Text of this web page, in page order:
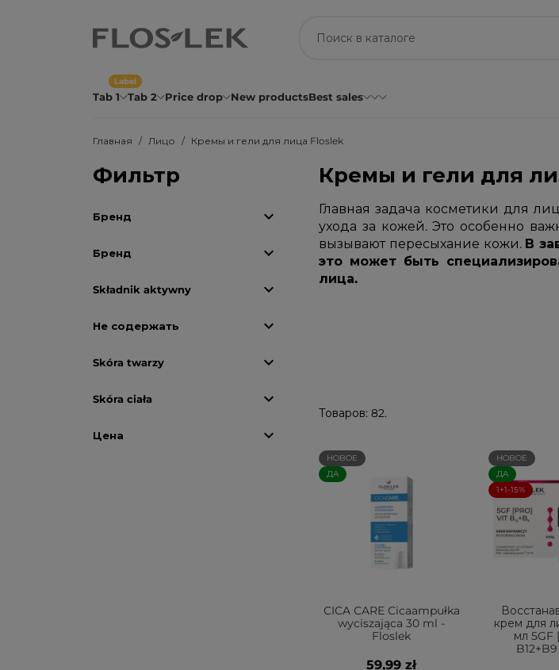
Tab 1 Tab 2
Label
Price drop New productsBest sales
Главная Лицо Кремы и гели для лица Floslek
Фильтр
Бренд 
Бренд 
Składnik aktywny 
Не содержать 
Skóra twarzy 
Skóra ciała 
Цена 
Кремы и гели для
Главная задача косметики для
ухода за кожей. Это особенно
вызывают пересыхание кожи. В
это может быть
лица.
Товаров: 82.
НОВОЕ
ДА
CICA CARE Cicaampułka
wyciszająca 30 ml -
Floslek
59,99 zł
НОВОЕ
ДА
1+1-15%
крем для
мл 5GF